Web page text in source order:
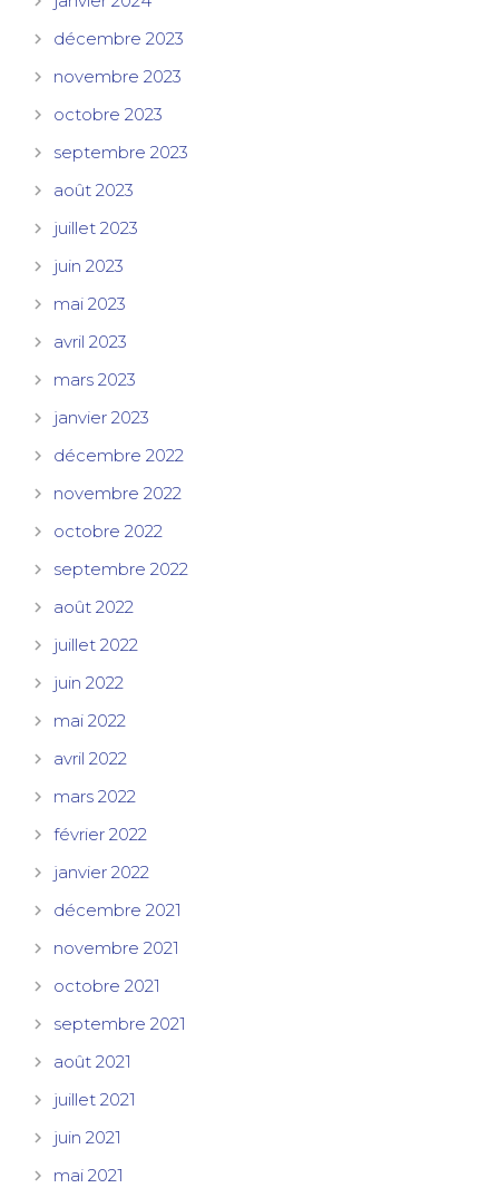
décembre 2023
novembre 2023
octobre 2023
septembre 2023
août 2023
juillet 2023
juin 2023
mai 2023
avril 2023
mars 2023
janvier 2023
décembre 2022
novembre 2022
octobre 2022
septembre 2022
août 2022
juillet 2022
juin 2022
mai 2022
avril 2022
mars 2022
février 2022
janvier 2022
décembre 2021
novembre 2021
octobre 2021
septembre 2021
août 2021
juillet 2021
juin 2021
mai 2021